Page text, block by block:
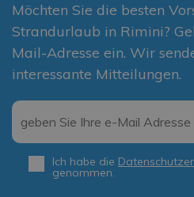
Möchten Sie die besten
Strandurlaub in Rimini?
Mail-Adresse ein. Wir
interessante Mitteilungen.
Email
Privacy *
Ich habe die
genommen.